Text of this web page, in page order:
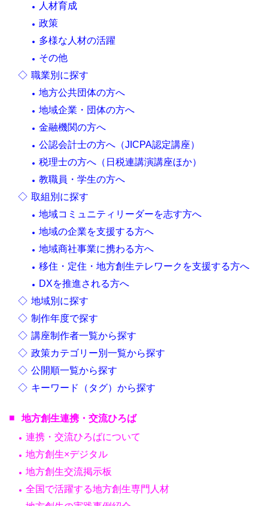
人材育成
政策
多様な人材の活躍
その他
職業別に探す
地方公共団体の方へ
地域企業・団体の方へ
金融機関の方へ
公認会計士の方へ（JICPA認定講座）
税理士の方へ（日税連講演講座ほか）
教職員・学生の方へ
取組別に探す
地域コミュニティリーダーを志す方へ
地域の企業を支援する方へ
地域商社事業に携わる方へ
移住・定住・地方創生テレワークを支援する方へ
DXを推進される方へ
地域別に探す
制作年度で探す
講座制作者一覧から探す
政策カテゴリー別一覧から探す
公開順一覧から探す
キーワード（タグ）から探す
地方創生連携・交流ひろば
連携・交流ひろばについて
地方創生×デジタル
地方創生交流掲示板
全国で活躍する地方創生専門人材